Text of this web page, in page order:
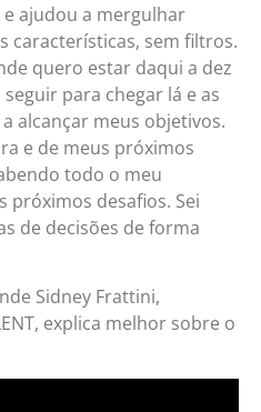
ajudou a mergulhar
características, sem filtros.
quero estar daqui a dez
para chegar lá e as
alcançar meus objetivos.
e de meus próximos
todo o meu
próximos desafios. Sei
de decisões de forma
Sidney Frattini,
explica melhor sobre o